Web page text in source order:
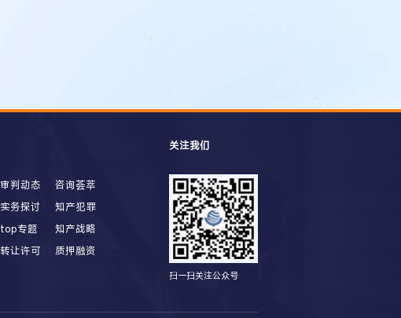
审判动态
咨询荟萃
实务探讨
知产犯罪
top专题
知产战略
转让许可
质押融资
关注我们
扫一扫关注公众号